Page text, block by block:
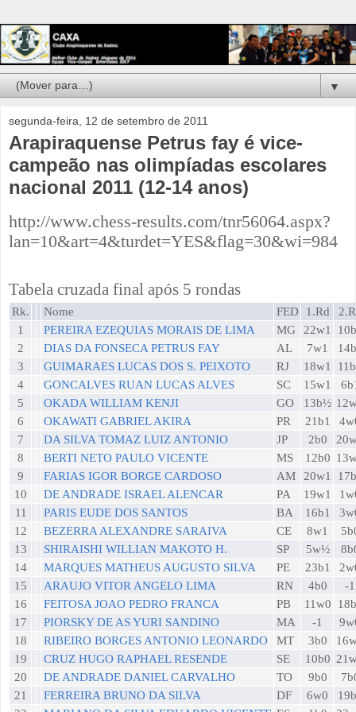
▼
segunda-feira, 12 de setembro de 2011
Arapiraquense Petrus fay é vice-
campeão nas olimpíadas escolares
nacional 2011 (12-14 anos)
http://www.chess-results.com/tnr56064.aspx?
lan=10&art=4&turdet=YES&flag=30&wi=984
Tabela cruzada final após 5 rondas
Rk. Nome FED 1.Rd
1
PEREIRA EZEQUIAS MORAIS DE LIMA MG 22w1
2
DIAS DA FONSECA PETRUS FAY AL 7w1
3
GUIMARAES LUCAS DOS S. PEIXOTO RJ 18w1
4
GONCALVES RUAN LUCAS ALVES SC 15w1
5
OKADA WILLIAM KENJI GO 13b½
6
OKAWATI GABRIEL AKIRA PR 21b1
7
DA SILVA TOMAZ LUIZ ANTONIO JP 2b0
8
BERTI NETO PAULO VICENTE MS 12b0
9
FARIAS IGOR BORGE CARDOSO AM 20w1
10
DE ANDRADE ISRAEL ALENCAR PA 19w1
11
PARIS EUDE DOS SANTOS BA 16b1
12
BEZERRA ALEXANDRE SARAIVA CE 8w1
13
SHIRAISHI WILLIAN MAKOTO H. SP 5w½
14
MARQUES MATHEUS AUGUSTO SILVA PE 23b1
15
ARAUJO VITOR ANGELO LIMA RN 4b0
-1
16
FEITOSA JOAO PEDRO FRANCA PB 11w0
17
PIORSKY DE AS YURI SANDINO MA -1
18
RIBEIRO BORGES ANTONIO LEONARDO MT 3b0
19
CRUZ HUGO RAPHAEL RESENDE SE 10b0
20
DE ANDRADE DANIEL CARVALHO TO 9b0
21
FERREIRA BRUNO DA SILVA DF 6w0